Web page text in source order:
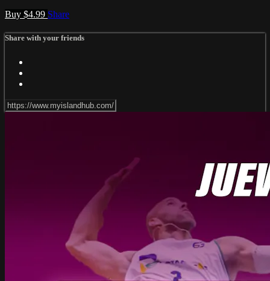
Buy $4.99 Share
Share with your friends